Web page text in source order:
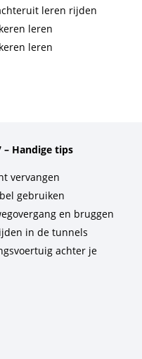
leren rijden
leren
leren
– Handige tips
vervangen
gebruiken
en bruggen
in de tunnels
achter je